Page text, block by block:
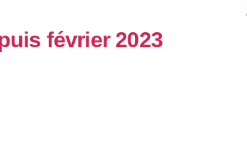
février 2023